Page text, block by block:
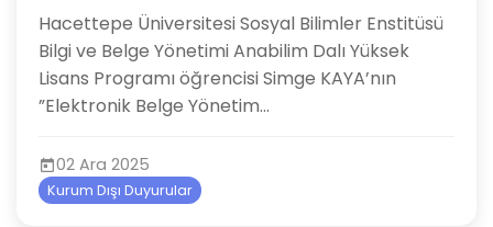
Hacettepe Üniversitesi Sosyal Bilimler Enstitüsü
Bilgi ve Belge Yönetimi Anabilim Dalı Yüksek
Lisans Programı öğrencisi Simge KAYA’nın
”Elektronik Belge Yönetim...
02 Ara 2025
Kurum Dışı Duyurular